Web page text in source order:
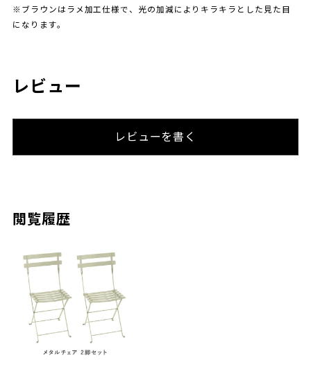
※ブラウンはラメ加工仕様で、光の加減によりキラキラとした見た目
になります。
レビュー
レビューを書く
閲覧履歴